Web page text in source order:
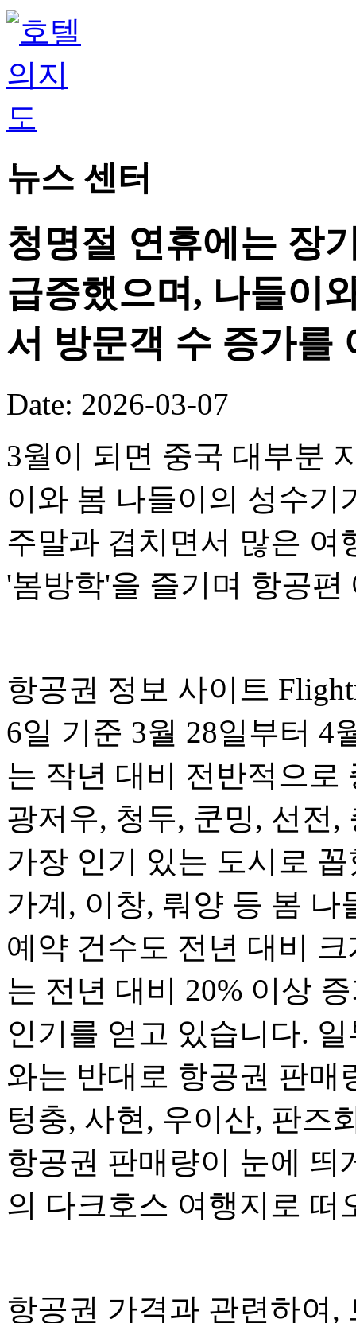
뉴스 센터
청명절 연휴에는 장
급증했으며, 나들이
서 방문객 수 증가를
Date: 2026-03-07
3월이 되면 중국 대부분
이와 봄 나들이의 성수기
주말과 겹치면서 많은 여
'봄방학'을 즐기며 항공
항공권 정보 사이트
6일 기준 3월 28일부터 4
는 작년 대비 전반적으로
광저우, 청두, 쿤밍, 선전
가장 인기 있는 도시로
가계, 이창, 뤄양 등 봄
예약 건수도 전년 대비
는 전년 대비 20% 이상
인기를 얻고 있습니다.
와는 반대로 항공권 판매
텅충, 사현, 우이산, 판즈
항공권 판매량이 눈에 띄
의 다크호스 여행지로 떠
항공권 가격과 관련하여,